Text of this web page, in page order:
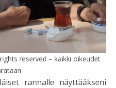
reserved – kaikki oikeudet
rannalle näyttääkseni